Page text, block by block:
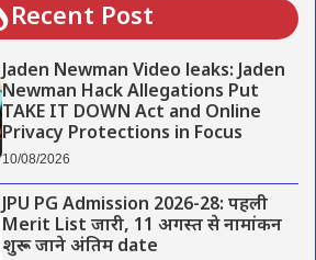
Recent Post
Jaden Newman Video leaks: Jaden
Newman Hack Allegations Put
TAKE IT DOWN Act and Online
Privacy Protections in Focus
10/08/2026
JPU PG Admission 2026-28: पहली
Merit List जारी, 11 अगस्त से नामांकन
शुरू – जाने अंतिम date